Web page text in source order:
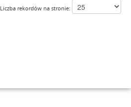
Liczba rekordów na stronie: